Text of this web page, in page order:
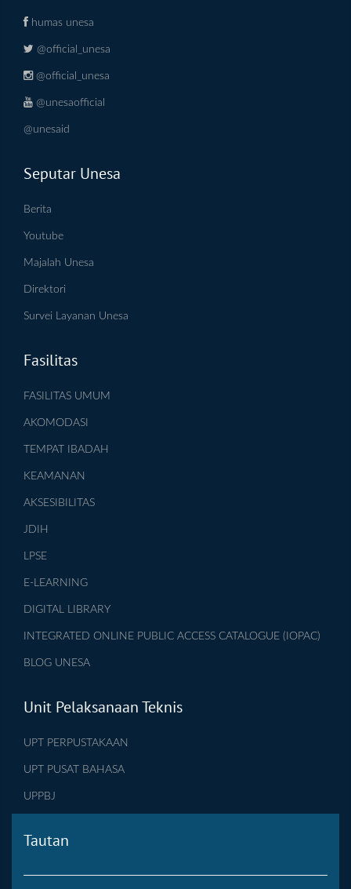
humas unesa
@official_unesa
@official_unesa
@unesaofficial
@unesaid
Seputar Unesa
Berita
Youtube
Majalah Unesa
Direktori
Survei Layanan Unesa
Fasilitas
FASILITAS UMUM
AKOMODASI
TEMPAT IBADAH
KEAMANAN
AKSESIBILITAS
JDIH
LPSE
E-LEARNING
DIGITAL LIBRARY
INTEGRATED ONLINE PUBLIC ACCESS CATALOGUE (IOPAC)
BLOG UNESA
Unit Pelaksanaan Teknis
UPT PERPUSTAKAAN
UPT PUSAT BAHASA
UPPBJ
Tautan